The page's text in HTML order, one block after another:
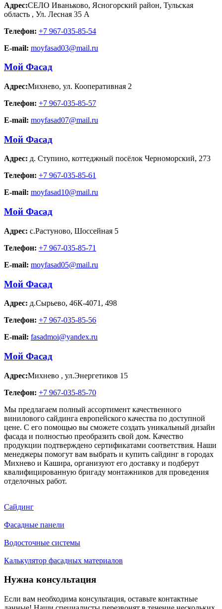
Адрес:СЕЛО Иваньково, Ясногорский район, Тульская
область , Ул. Лесная 35 А
Телефон: +7 967-035-85-54
E-mail: moyfasad03@mail.ru
Мой Фасад
Адрес:Михнево, ул. Кооперативная 2
Телефон: +7 967-035-85-57
E-mail: moyfasad07@mail.ru
Мой Фасад
Адрес: д. Ступино, коттеджный посёлок Черноморский, 273
Телефон: +7 967-035-85-61
E-mail: moyfasad10@mail.ru
Мой Фасад
Адрес: с.Растуново, Шоссейная 5
Телефон: +7 967-035-85-71
E-mail: moyfasad05@mail.ru
Мой Фасад
Адрес: д.Сырьево, 46К-4071, 498
Телефон: +7 967-035-85-56
E-mail: fasadmoi@yandex.ru
Мой Фасад
Адрес:Михнево , ул.Энергетиков 15
Телефон: +7 967-035-85-70
Мы предлагаем полный ассортимент качественного
винилового сайдинга европейского качества по доступной
цене. С его помощью вы сможете создать уникальный дизайн
фасада и полностью преобразить свой дом. Качество
продукции подтверждено сертификатами соответствия. Наши
менеджеры помогут вам выбрать и купить сайдинг в городах
Михнево и Кашира, организуют его доставку и подберут
квалифицированную бригаду монтажников для проведения
отделочных работ.
Сайдинг
Фасадные панели
Водосточные системы
Калькулятор фасадных материалов
Нужна консультация
Если вам необходима консультация, оставьте контактные